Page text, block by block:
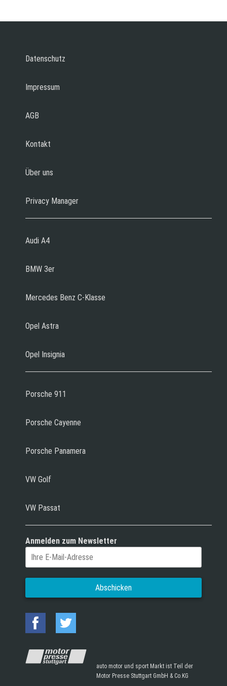
Datenschutz
Impressum
AGB
Kontakt
Über uns
Privacy Manager
Audi A4
BMW 3er
Mercedes Benz C-Klasse
Opel Astra
Opel Insignia
Porsche 911
Porsche Cayenne
Porsche Panamera
VW Golf
VW Passat
Anmelden zum Newsletter
auto motor und sport Markt ist Teil der
Motor Presse Stuttgart GmbH & Co.KG